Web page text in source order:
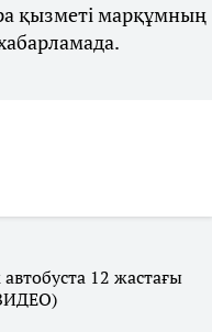
қызметі марқұмның
12 жастағы